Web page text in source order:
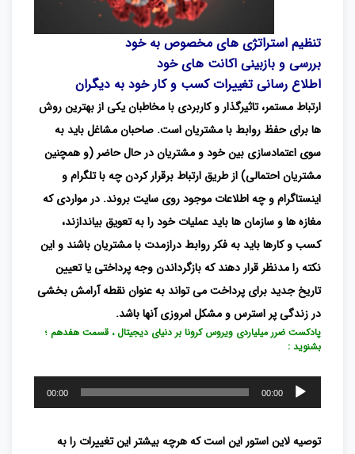
تنظیم استراتژی های مخصوص به خود
بررسی و بازبینی اکانت های خود
اطلاع رسانی تغییرات کسب و کار خود به دیگران
ارتباط مستمر، تاثیرگذار و کاربردی با مخاطبان یکی از بهترین روش
ها برای حفظ روابط با مشتریان است. صاحبان مشاغل باید به
سوی اعتمادسازی بین خود و مشتریان در حال حاضر (و همچنین
مشتریان احتمالی) از طریق ارتباط برقرار کردن چه با تلگرام و
اینستاگرام و چه اطلاعات موجود روی سایت بروند. در مواردی که
مغازه ها و سازمان ها باید عملیات خود را به تعویق بیاندازند،
کسب و کارها باید به فکر روابط درازمدت با مشتریان باشند و این
نکته را مدنظر قرار دهند که بازگرداندن وجه پرداختی یا تعیین
تاریخ جدید برای پرداخت می تواند به عنوان نقطه آرامش بخشی
در زندگی پر استرس و مشکل امروزی آنها باشد.
پادکست ضرر میلیاردی ویروس کرونا بر دنیای دیجیتال ، قسمت هفدهم ؛
بشنوید :
پخش‌کننده
صوت
00:00
00:00
توصیه لاین استور این است که هرچه بیشتر این تغییرات را به